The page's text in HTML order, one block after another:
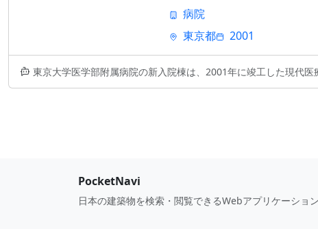
病院
東京都
2001
東京大学医学部附属病院の新入院棟は、2001年に竣工した現代医療施設の傑
PocketNavi
日本の建築物を検索・閲覧できるWebアプリケーション